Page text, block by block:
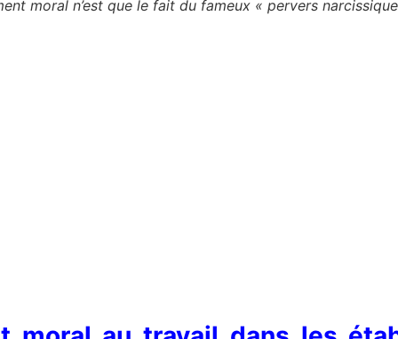
moral n’est que le fait du fameux « pervers